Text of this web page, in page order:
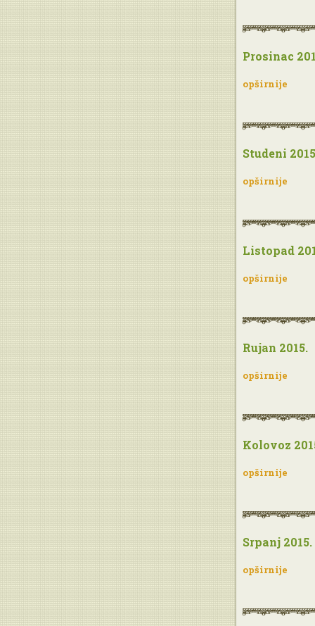
Prosinac
opširnije
Studeni
opširnije
Listopad
opširnije
Rujan 2015.
opširnije
Kolovoz
opširnije
Srpanj 2015.
opširnije